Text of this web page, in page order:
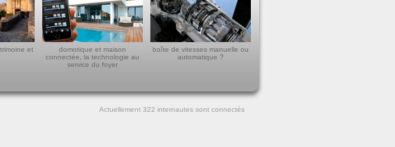
et
domotique et maison
connectée, la technologie au
service du foyer
boîte de vitesses manuelle ou
automatique ?
Actuellement 322 internautes sont connectés